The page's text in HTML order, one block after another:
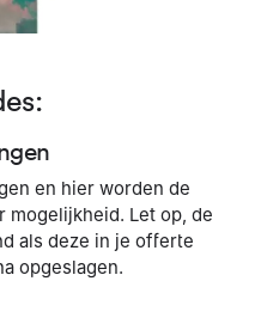
en hier worden de
mogelijkheid. Let op, de
als deze in je offerte
opgeslagen.